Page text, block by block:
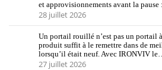
et approvisionnements avant la pause
28 juillet 2026
Un portail rouillé n’est pas un portail
produit suffit à le remettre dans de
lorsqu’il était neuf. Avec IRONVIV le…
27 juillet 2026